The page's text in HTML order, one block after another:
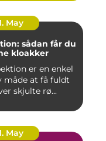
May
sådan får du
kloakker
er en enkel
måde at få fuldt
skjulte rø...
May